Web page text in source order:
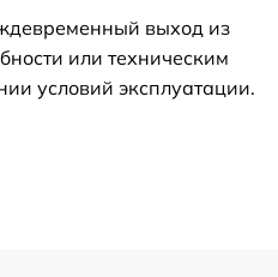
выход из
или техническим
условий эксплуатации.